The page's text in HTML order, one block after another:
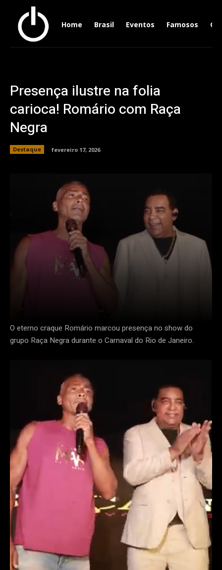
Home Brasil Eventos Famosos
Presença ilustre na folia
carioca! Romário com Raça
Negra
Destaque fevereiro 17, 2026
O eterno craque Romário marcou presença no show do
grupo Raça Negra durante o Carnaval do Rio de Janeiro.